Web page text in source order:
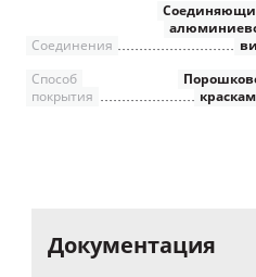
Соединения
Способ
покрытия
Документация